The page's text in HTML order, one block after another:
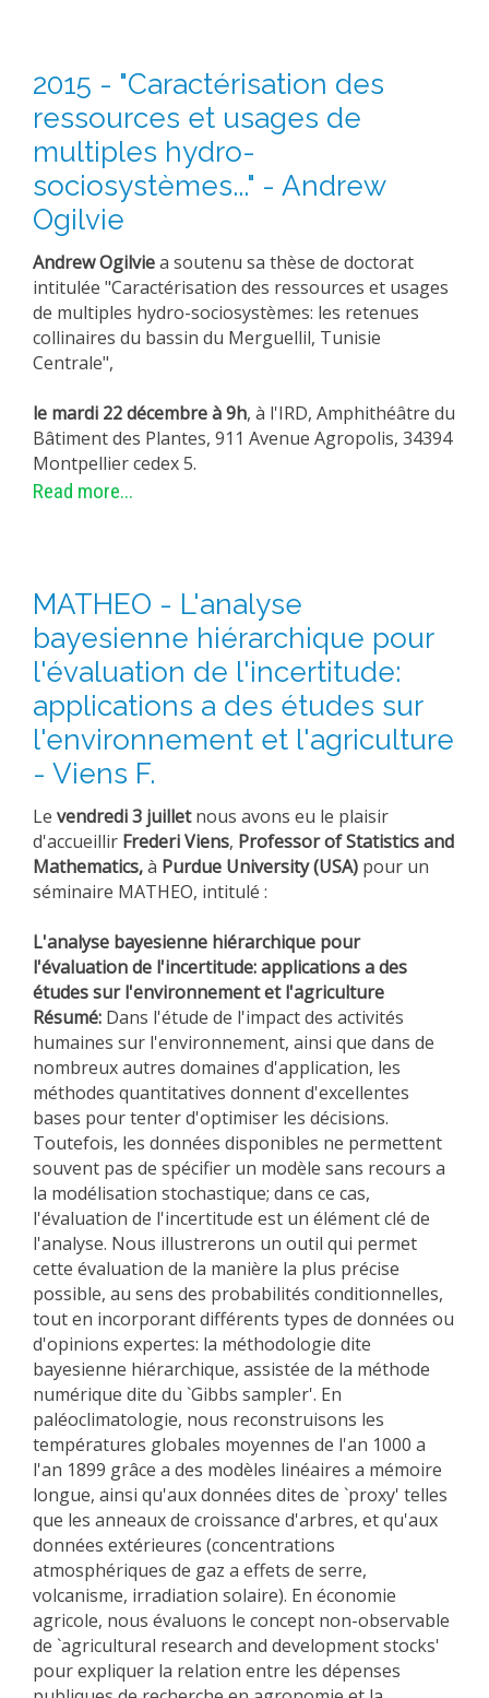
2015 - "Caractérisation des
ressources et usages de
multiples hydro-
sociosystèmes..." - Andrew
Ogilvie
Andrew Ogilviea soutenu sa thèse de doctorat
intitulée "Caractérisation des ressources et usages
de multiples hydro-sociosystèmes: les retenues
collinaires du bassin du Merguellil, Tunisie
Centrale",
le mardi 22 décembre à 9h, à l'IRD, Amphithéâtre du
Bâtiment des Plantes, 911 Avenue Agropolis, 34394
Montpellier cedex 5.
Read more...
MATHEO - L'analyse
bayesienne hiérarchique pour
l'évaluation de l'incertitude:
applications a des études sur
l'environnement et l'agriculture
- Viens F.
Le vendredi 3 juilletnous avons eu le plaisir
d'accueillir Frederi Viens, Professor of Statistics and
Mathematics,à Purdue University (USA) pour un
séminaire MATHEO, intitulé :
L'analyse bayesienne hiérarchique pour
l'évaluation de l'incertitude: applications a des
études sur l'environnement et l'agriculture
Résumé: Dans l'étude de l'impact des activités
humaines sur l'environnement, ainsi que dans de
nombreux autres domaines d'application, les
méthodes quantitatives donnent d'excellentes
bases pour tenter d'optimiser les décisions.
Toutefois, les données disponibles ne permettent
souvent pas de spécifier un modèle sans recours a
la modélisation stochastique; dans ce cas,
l'évaluation de l'incertitude est un élément clé de
l'analyse. Nous illustrerons un outil qui permet
cette évaluation de la manière la plus précise
possible, au sens des probabilités conditionnelles,
tout en incorporant différents types de données ou
d'opinions expertes: la méthodologie dite
bayesienne hiérarchique, assistée de la méthode
numérique dite du `Gibbs sampler'. En
paléoclimatologie, nous reconstruisons les
températures globales moyennes de l'an 1000 a
l'an 1899 grâce a des modèles linéaires a mémoire
longue, ainsi qu'aux données dites de `proxy' telles
que les anneaux de croissance d'arbres, et qu'aux
données extérieures (concentrations
atmosphériques de gaz a effets de serre,
volcanisme, irradiation solaire). En économie
agricole, nous évaluons le concept non-observable
de `agricultural research and development stocks'
pour expliquer la relation entre les dépenses